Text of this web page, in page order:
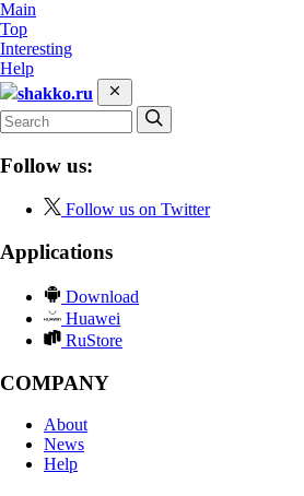
Main
Top
Interesting
Help
shakko.ru
Follow us:
Follow us on Twitter
Applications
Download
Huawei
RuStore
COMPANY
About
News
Help